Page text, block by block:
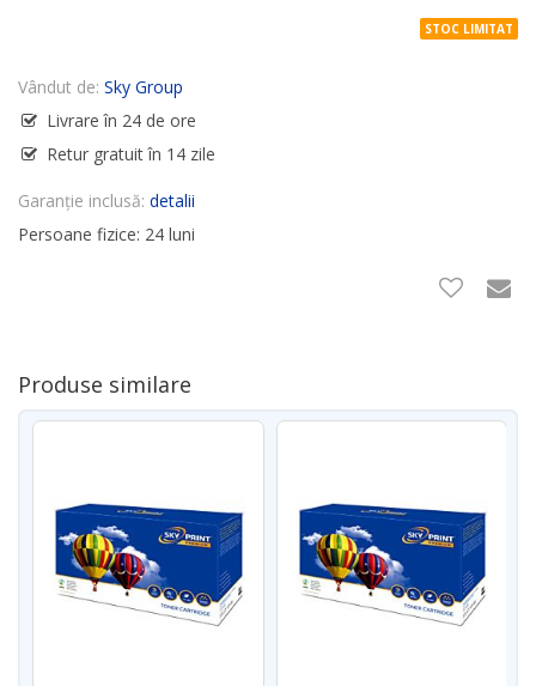
STOC LIMITAT
Vândut de: Sky Group
Livrare în 24 de ore
Retur gratuit în 14 zile
Garanție inclusă: detalii
Persoane fizice: 24 luni
Produse similare